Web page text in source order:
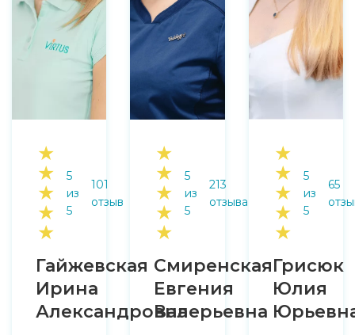
★
★
★
★
★
5
из
5
101
отзыв
Гайжевская
Ирина
Александровна
★
★
★
★
★
5
из
5
213
отзыва
Смиренская
Евгения
Валерьевна
★
★
★
★
★
5
из
5
65
Грисюк
Юлия